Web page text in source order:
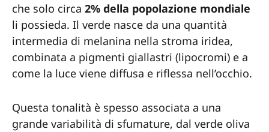
che solo circa 2% della popolazione mondiale
li possieda. Il verde nasce da una quantità
intermedia di melanina nella stroma iridea,
combinata a pigmenti giallastri (lipocromi) e a
come la luce viene diffusa e riflessa nell’occhio.
Questa tonalità è spesso associata a una
grande variabilità di sfumature, dal verde oliva